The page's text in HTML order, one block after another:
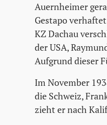
Auernheimer
Gestapo
KZ Dachau
der USA,
Aufgrund dieser
Im November
die Schweiz,
zieht er nach